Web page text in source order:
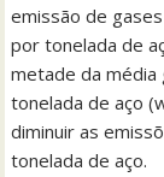
emissão de
por tonelada de
metade da
tonelada de aço
diminuir as
tonelada de aço.